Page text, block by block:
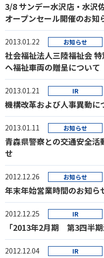
3/8 サンデー水沢店・水沢
オープンセール開催のお知
2013.01.22 お知らせ
社会福祉法人三陸福祉会
へ福祉車両の贈呈について
2013.01.21 IR
機構改革および人事異動に
2013.01.11 お知らせ
青森県警察との交通安全
せ
2012.12.26 お知らせ
年末年始営業時間のお知ら
2012.12.25 IR
「2013年2月期 第3四半
2012.12.04 IR